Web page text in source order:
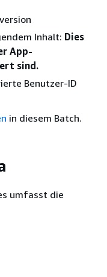
Inhalt: Dies
App-
sind.
Benutzer-ID
in diesem Batch.
umfasst die